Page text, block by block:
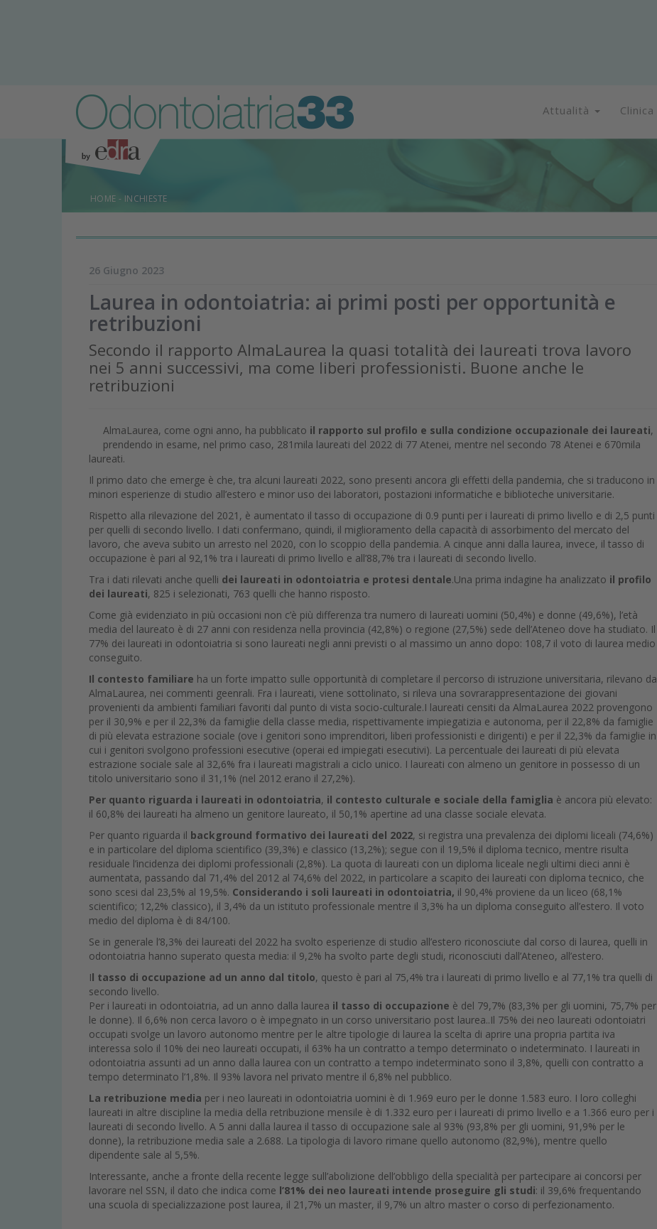
Attualità Clinica
HOME - INCHIESTE
26 Giugno 2023
Laurea in odontoiatria: ai primi posti per opportunità e
retribuzioni
Secondo il rapporto AlmaLaurea la quasi totalità dei laureati trova lavoro
nei 5 anni successivi, ma come liberi professionisti. Buone anche le
retribuzioni
AlmaLaurea, come ogni anno, ha pubblicato il rapporto sul profilo e sulla condizione occupazionale dei laureati,
prendendo in esame, nel primo caso, 281mila laureati del 2022 di 77 Atenei, mentre nel secondo 78 Atenei e 670mila
laureati.
Il primo dato che emerge è che, tra alcuni laureati 2022, sono presenti ancora gli effetti della pandemia, che si traducono in
minori esperienze di studio all’estero e minor uso dei laboratori, postazioni informatiche e biblioteche universitarie.
Rispetto alla rilevazione del 2021, è aumentato il tasso di occupazione di 0.9 punti per i laureati di primo livello e di 2,5 punti
per quelli di secondo livello. I dati confermano, quindi, il miglioramento della capacità di assorbimento del mercato del
lavoro, che aveva subito un arresto nel 2020, con lo scoppio della pandemia. A cinque anni dalla laurea, invece, il tasso di
occupazione è pari al 92,1% tra i laureati di primo livello e all’88,7% tra i laureati di secondo livello.
Tra i dati rilevati anche quelli dei laureati in odontoiatria e protesi dentale.Una prima indagine ha analizzato il profilo
dei laureati, 825 i selezionati, 763 quelli che hanno risposto.
Come già evidenziato in più occasioni non c’è più differenza tra numero di laureati uomini (50,4%) e donne (49,6%), l’età
media del laureato è di 27 anni con residenza nella provincia (42,8%) o regione (27,5%) sede dell’Ateneo dove ha studiato. Il
77% dei laureati in odontoiatria si sono laureati negli anni previsti o al massimo un anno dopo: 108,7 il voto di laurea medio
conseguito.
Il contesto familiare ha un forte impatto sulle opportunità di completare il percorso di istruzione universitaria, rilevano da
AlmaLaurea, nei commenti geenrali. Fra i laureati, viene sottolinato, si rileva una sovrarappresentazione dei giovani
provenienti da ambienti familiari favoriti dal punto di vista socio-culturale.I laureati censiti da AlmaLaurea 2022 provengono
per il 30,9% e per il 22,3% da famiglie della classe media, rispettivamente impiegatizia e autonoma, per il 22,8% da famiglie
di più elevata estrazione sociale (ove i genitori sono imprenditori, liberi professionisti e dirigenti) e per il 22,3% da famiglie in
cui i genitori svolgono professioni esecutive (operai ed impiegati esecutivi). La percentuale dei laureati di più elevata
estrazione sociale sale al 32,6% fra i laureati magistrali a ciclo unico. I laureati con almeno un genitore in possesso di un
titolo universitario sono il 31,1% (nel 2012 erano il 27,2%).
Per quanto riguarda i laureati in odontoiatria, il contesto culturale e sociale della famiglia è ancora più elevato:
il 60,8% dei laureati ha almeno un genitore laureato, il 50,1% apertine ad una classe sociale elevata.
Per quanto riguarda il background formativo dei laureati del 2022, si registra una prevalenza dei diplomi liceali (74,6%)
e in particolare del diploma scientifico (39,3%) e classico (13,2%); segue con il 19,5% il diploma tecnico, mentre risulta
residuale l’incidenza dei diplomi professionali (2,8%). La quota di laureati con un diploma liceale negli ultimi dieci anni è
aumentata, passando dal 71,4% del 2012 al 74,6% del 2022, in particolare a scapito dei laureati con diploma tecnico, che
sono scesi dal 23,5% al 19,5%. Considerando i soli laureati in odontoiatria, il 90,4% proviene da un liceo (68,1%
scientifico; 12,2% classico), il 3,4% da un istituto professionale mentre il 3,3% ha un diploma conseguito all’estero. Il voto
medio del diploma è di 84/100.
Se in generale l’8,3% dei laureati del 2022 ha svolto esperienze di studio all’estero riconosciute dal corso di laurea, quelli in
odontoiatria hanno superato questa media: il 9,2% ha svolto parte degli studi, riconosciuti dall’Ateneo, all’estero.
Il tasso di occupazione ad un anno dal titolo, questo è pari al 75,4% tra i laureati di primo livello e al 77,1% tra quelli di
secondo livello.
Per i laureati in odontoiatria, ad un anno dalla laurea il tasso di occupazione è del 79,7% (83,3% per gli uomini, 75,7% per
le donne). Il 6,6% non cerca lavoro o è impegnato in un corso universitario post laurea..Il 75% dei neo laureati odontoiatri
occupati svolge un lavoro autonomo mentre per le altre tipologie di laurea la scelta di aprire una propria partita iva
interessa solo il 10% dei neo laureati occupati, il 63% ha un contratto a tempo determinato o indeterminato. I laureati in
odontoiatria assunti ad un anno dalla laurea con un contratto a tempo indeterminato sono il 3,8%, quelli con contratto a
tempo determinato l’1,8%. Il 93% lavora nel privato mentre il 6,8% nel pubblico.
La retribuzione media per i neo laureati in odontoiatria uomini è di 1.969 euro per le donne 1.583 euro. I loro colleghi
laureati in altre discipline la media della retribuzione mensile è di 1.332 euro per i laureati di primo livello e a 1.366 euro per i
laureati di secondo livello. A 5 anni dalla laurea il tasso di occupazione sale al 93% (93,8% per gli uomini, 91,9% per le
donne), la retribuzione media sale a 2.688. La tipologia di lavoro rimane quello autonomo (82,9%), mentre quello
dipendente sale al 5,5%.
Interessante, anche a fronte della recente legge sull’abolizione dell’obbligo della specialità per partecipare ai concorsi per
lavorare nel SSN, il dato che indica come l’81% dei neo laureati intende proseguire gli studi: il 39,6% frequentando
una scuola di specializzazione post laurea, il 21,7% un master, il 9,7% un altro master o corso di perfezionamento.